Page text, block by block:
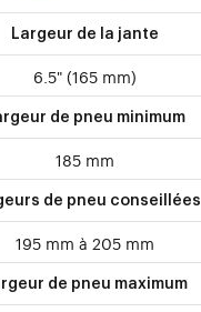
Largeur de la jante
6.5" (165 mm)
de pneu minimum
185 mm
de pneu conseillées
195 mm à 205 mm
de pneu maximum